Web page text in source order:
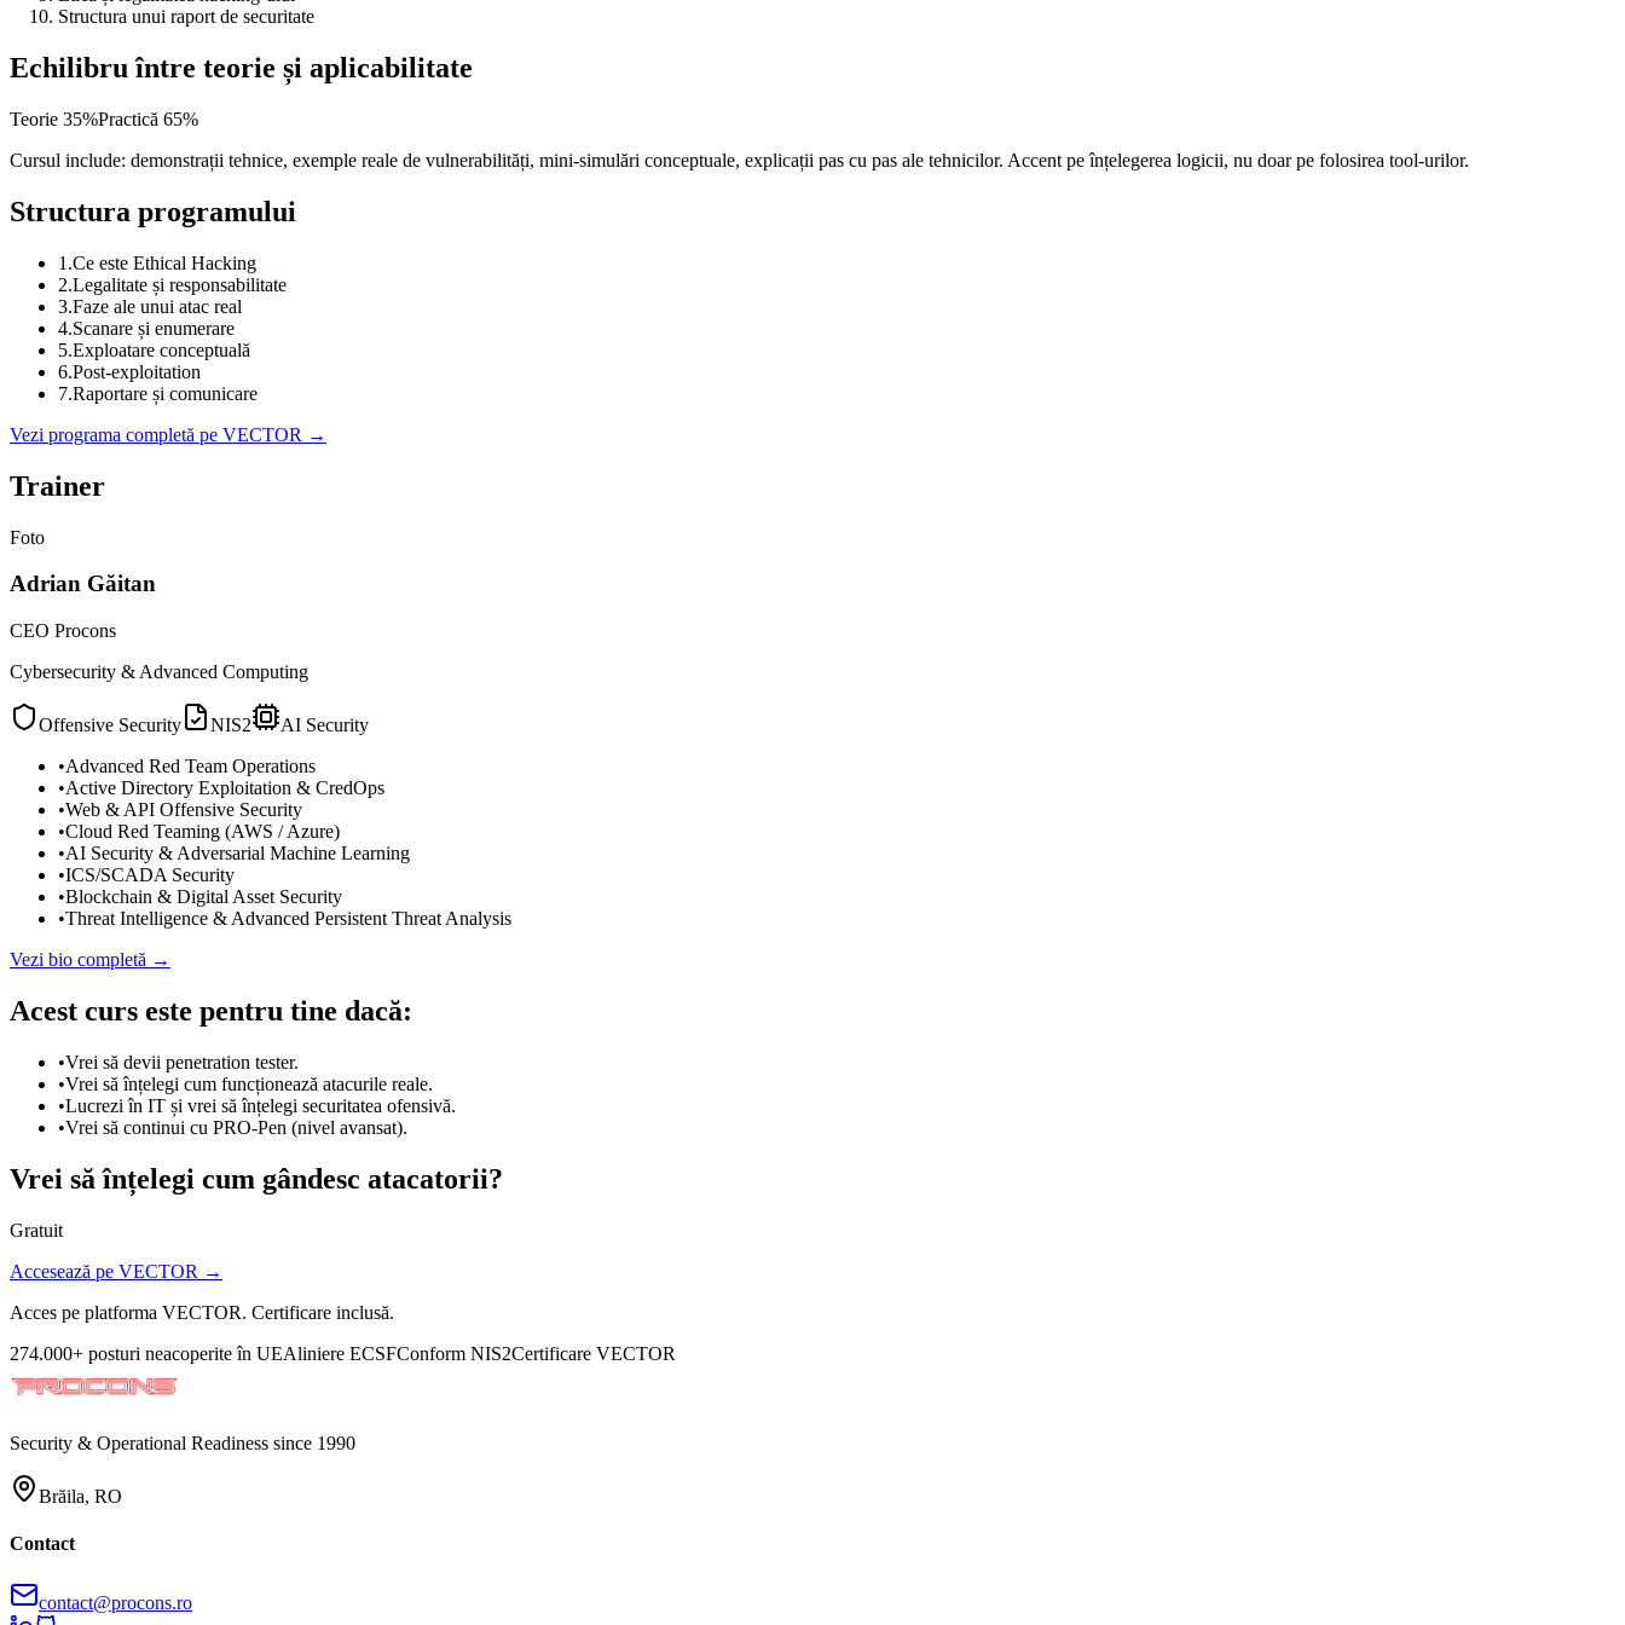
Structura unui raport de securitate
Echilibru între teorie și aplicabilitate
Teorie 35%Practică 65%
Cursul include: demonstrații tehnice, exemple reale de vulnerabilități, mini-simulări conceptuale, explicații pas cu pas ale tehnicilor. Accent pe înțelegerea logicii, nu doar pe folosirea tool-urilor.
Structura programului
1 .Ce este Ethical Hacking
2.Legalitate și responsabilitate
3.Faze ale unui atac real
4.Scanare și enumerare
5.Exploatare conceptuală
6.Post-exploitation
7.Raportare și comunicare
Vezi programa completă pe VECTOR →
Trainer
Foto
Adrian Găitan
CEO Procons
Cybersecurity & Advanced Computing
Offensive Security NIS2
AI Security
•Advanced Red Team Operations
•Active Directory Exploitation & CredOps
•Web & API Offensive Security
•Cloud Red Teaming (AWS / Azure)
•AI Security & Adversarial Machine Learning
•ICS/SCADA Security
•Blockchain & Digital Asset Security
•Threat Intelligence & Advanced Persistent Threat Analysis
Vezi bio completă →
Acest curs este pentru tine dacă:
•Vrei să devii penetration tester.
•Vrei să înțelegi cum funcționează atacurile reale.
•Lucrezi în IT și vrei să înțelegi securitatea ofensivă.
•Vrei să continui cu PRO-Pen (nivel avansat).
Vrei să înțelegi cum gândesc atacatorii?
Gratuit
Accesează pe VECTOR →
Acces pe platforma VECTOR. Certificare inclusă.
274.000+ posturi neacoperite în UEAliniere ECSFConform NIS2Certificare VECTOR
Security & Operational Readiness since 1990
Brăila, RO
Contact
contact@procons.ro